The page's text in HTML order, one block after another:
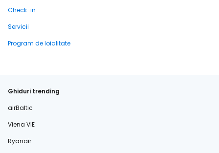
Check-in
Servicii
Program de loialitate
Ghiduri trending
airBaltic
Viena VIE
Ryanair